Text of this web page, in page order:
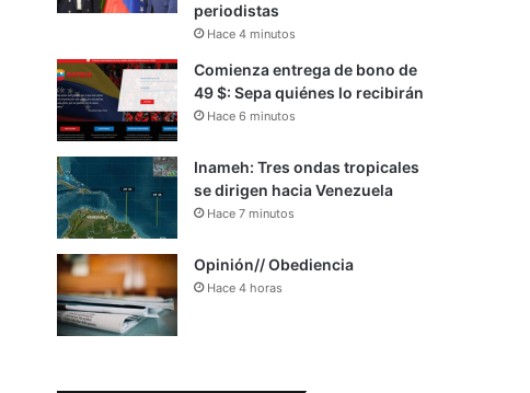
periodistas
Hace 4 minutos
Comienza entrega de bono de
49 $: Sepa quiénes lo recibirán
Hace 6 minutos
Inameh: Tres ondas tropicales
se dirigen hacia Venezuela
Hace 7 minutos
Opinión// Obediencia
Hace 4 horas